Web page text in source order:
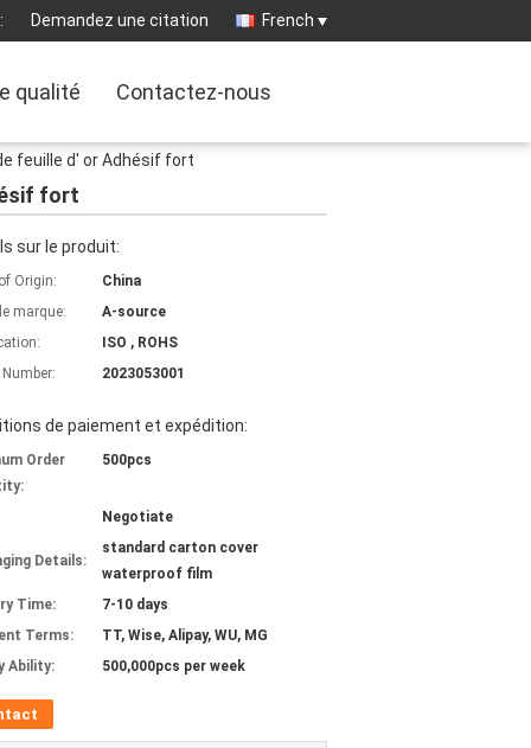
Demandez une citation French
qualité Contactez-nous
feuille d' or Adhésif fort
fort
sur le produit:
Origin:
China
marque:
A-source
ISO , ROHS
2023053001
de paiement et expédition:
Order
500pcs
Negotiate
Details:
standard carton cover
waterproof film
Time:
7-10 days
Terms:
TT, Wise, Alipay, WU, MG
Ability:
500,000pcs per week